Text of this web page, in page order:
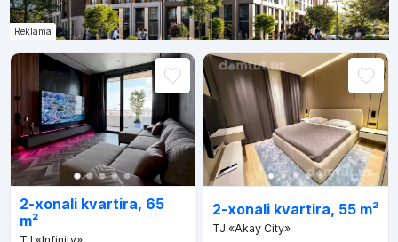
Reklama
2-xonali kvartira, 65
m²
2-xonali kvartira, 55 m²
TJ «Akay City»